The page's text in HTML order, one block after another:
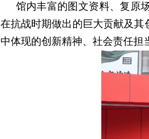
馆内丰富的图文资料、复原
在抗战时期做出的巨大贡献及
中体现的创新精神、社会责任